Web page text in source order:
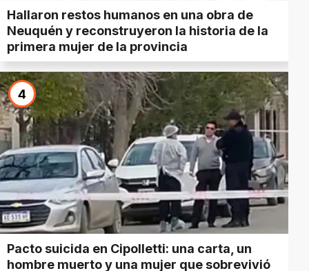
Hallaron restos humanos en una obra de
Neuquén y reconstruyeron la historia de la
primera mujer de la provincia
4
Pacto suicida en Cipolletti: una carta, un
hombre muerto y una mujer que sobrevivió